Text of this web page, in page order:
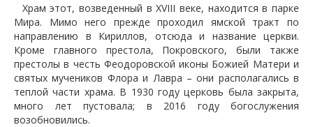
Храм этот, возведенный в XVIII веке, находится в парке
Мира. Мимо него прежде проходил ямской тракт по
направлению в Кириллов, отсюда и название церкви.
Кроме главного престола, Покровского, были также
престолы в честь Феодоровской иконы Божией Матери и
святых мучеников Флора и Лавра – они располагались в
теплой части храма. В 1930 году церковь была закрыта,
много лет пустовала; в 2016 году богослужения
возобновились.